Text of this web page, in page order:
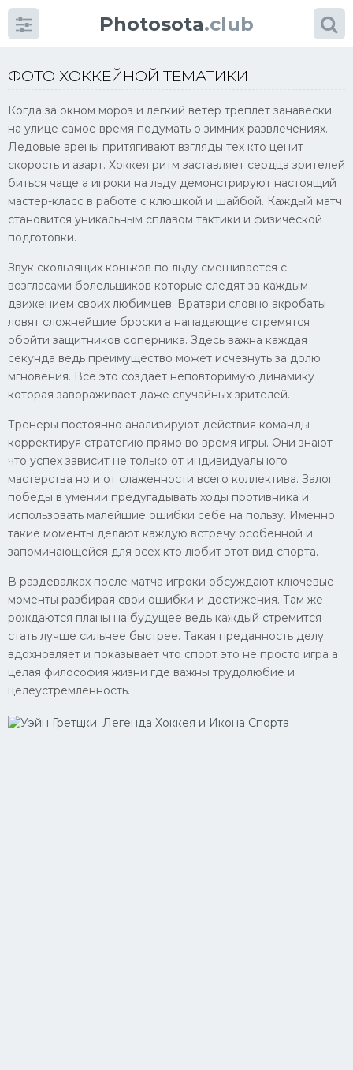
Photosota.club
ФОТО ХОККЕЙНОЙ ТЕМАТИКИ
Когда за окном мороз и легкий ветер треплет занавески
на улице самое время подумать о зимних развлечениях.
Ледовые арены притягивают взгляды тех кто ценит
скорость и азарт. Хоккея ритм заставляет сердца зрителей
биться чаще а игроки на льду демонстрируют настоящий
мастер-класс в работе с клюшкой и шайбой. Каждый матч
становится уникальным сплавом тактики и физической
подготовки.
Звук скользящих коньков по льду смешивается с
возгласами болельщиков которые следят за каждым
движением своих любимцев. Вратари словно акробаты
ловят сложнейшие броски а нападающие стремятся
обойти защитников соперника. Здесь важна каждая
секунда ведь преимущество может исчезнуть за долю
мгновения. Все это создает неповторимую динамику
которая завораживает даже случайных зрителей.
Тренеры постоянно анализируют действия команды
корректируя стратегию прямо во время игры. Они знают
что успех зависит не только от индивидуального
мастерства но и от слаженности всего коллектива. Залог
победы в умении предугадывать ходы противника и
использовать малейшие ошибки себе на пользу. Именно
такие моменты делают каждую встречу особенной и
запоминающейся для всех кто любит этот вид спорта.
В раздевалках после матча игроки обсуждают ключевые
моменты разбирая свои ошибки и достижения. Там же
рождаются планы на будущее ведь каждый стремится
стать лучше сильнее быстрее. Такая преданность делу
вдохновляет и показывает что спорт это не просто игра а
целая философия жизни где важны трудолюбие и
целеустремленность.
КатегорииФото
Еще картинки...
Футбол
Хоккей
Велогонки
Конькобежный спорт
Интерьер квартиры